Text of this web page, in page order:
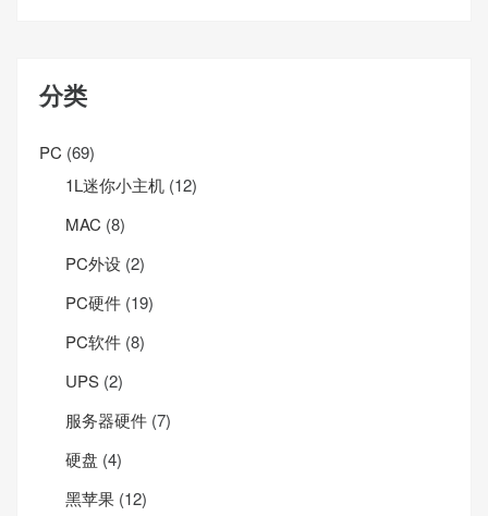
分类
PC (69)
1L迷你小主机 (12)
MAC (8)
PC外设 (2)
PC硬件 (19)
PC软件 (8)
UPS (2)
服务器硬件 (7)
硬盘 (4)
黑苹果 (12)